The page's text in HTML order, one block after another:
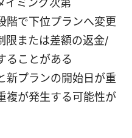
イミング次第
階で下位プランへ変更
限または差額の返金/
ることがある
新プランの開始日が重
複が発生する可能性が